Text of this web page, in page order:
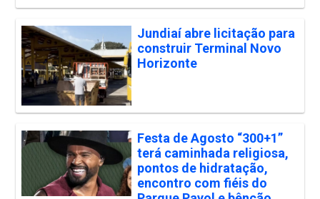
Jundiaí abre licitação para
construir Terminal Novo
Horizonte
Festa de Agosto “300+1”
terá caminhada religiosa,
pontos de hidratação,
encontro com fiéis do